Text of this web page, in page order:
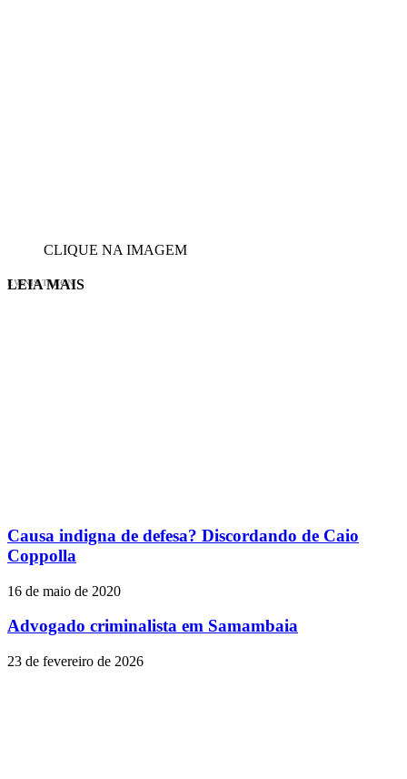
CLIQUE NA IMAGEM
EVINIS TALON
LEIA MAIS
Causa indigna de defesa? Discordando de Caio
Coppolla
16 de maio de 2020
Advogado criminalista em Samambaia
23 de fevereiro de 2026